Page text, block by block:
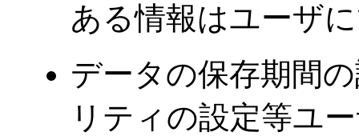
ある情報はユーザ
データの保存期間
リティの設定等ユ